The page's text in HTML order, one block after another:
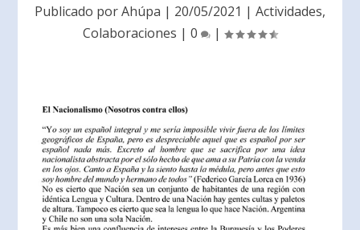
Publicado porAhúpa | 20/05/2021 | Actividades,
Colaboraciones | 0 |